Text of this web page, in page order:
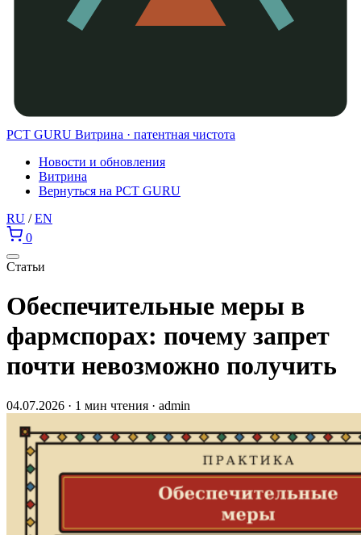
PCT GURU Витрина · патентная чистота
Новости и обновления
Витрина
Вернуться на PCT GURU
RU / EN
0
Статьи
Обеспечительные меры в
фармспорах: почему запрет
почти невозможно получить
04.07.2026 · 1 мин чтения · admin